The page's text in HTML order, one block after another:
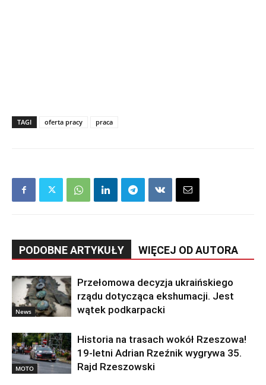
TAGI oferta pracy praca
PODOBNE ARTYKUŁY WIĘCEJ OD AUTORA
News
Przełomowa decyzja ukraińskiego
rządu dotycząca ekshumacji. Jest
wątek podkarpacki
MOTO
Historia na trasach wokół Rzeszowa!
19-letni Adrian Rzeźnik wygrywa 35.
Rajd Rzeszowski